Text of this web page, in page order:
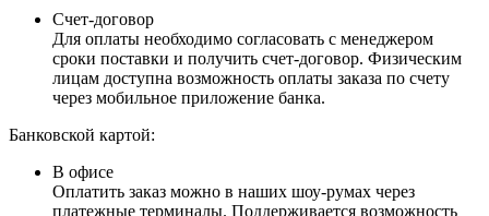
Счет-договор
Для оплаты необходимо согласовать с менеджером
сроки поставки и получить счет-договор. Физическим
лицам доступна возможность оплаты заказа по счету
через мобильное приложение банка.
Банковской картой:
В офисе
Оплатить заказ можно в наших шоу-румах через
платежные терминалы. Поддерживается возможность